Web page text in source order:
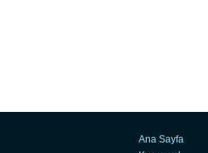
Ana Sayfa